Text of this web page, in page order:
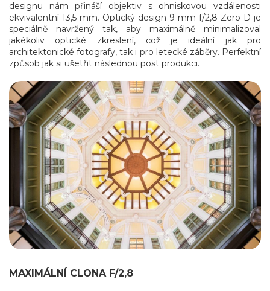
designu nám přináší objektiv s ohniskovou vzdálenosti
ekvivalentní 13,5 mm. Optický design 9 mm f/2,8 Zero-D je
speciálně navržený tak, aby maximálně minimalizoval
jakékoliv optické zkreslení, což je ideální jak pro
architektonické fotografy, tak i pro letecké záběry. Perfektní
způsob jak si ušetřit následnou post produkci.
MAXIMÁLNÍ CLONA F/2,8